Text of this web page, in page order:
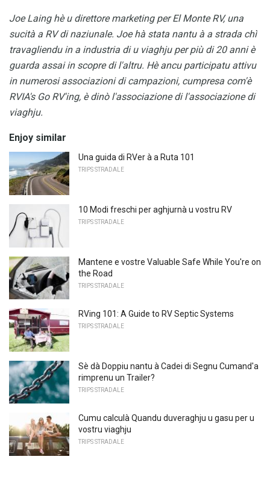
Joe Laing hè u direttore marketing per El Monte RV, una
sucità a RV di naziunale. Joe hà stata nantu à a strada chì
travagliendu in a industria di u viaghju per più di 20 anni è
guarda assai in scopre di l'altru. Hè ancu participatu attivu
in numerosi associazioni di campazioni, cumpresa com'è
RVIA's Go RV'ing, è dinò l'associazione di l'associazione di
viaghju.
Enjoy similar
Una guida di RVer à a Ruta 101
TRIPS STRADALE
10 Modi freschi per aghjurnà u vostru RV
TRIPS STRADALE
Mantene e vostre Valuable Safe While You're on
the Road
TRIPS STRADALE
RVing 101: A Guide to RV Septic Systems
TRIPS STRADALE
Sè dà Doppiu nantu à Cadei di Segnu Cumand'a
rimprenu un Trailer?
TRIPS STRADALE
Cumu calculà Quandu duveraghju u gasu per u
vostru viaghju
TRIPS STRADALE